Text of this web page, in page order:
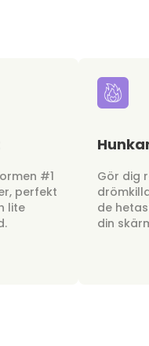
#1
perfekt
lite
Gör dig
de
din